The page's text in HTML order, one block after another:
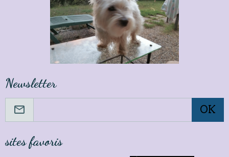
Newsletter
OK
sites favoris